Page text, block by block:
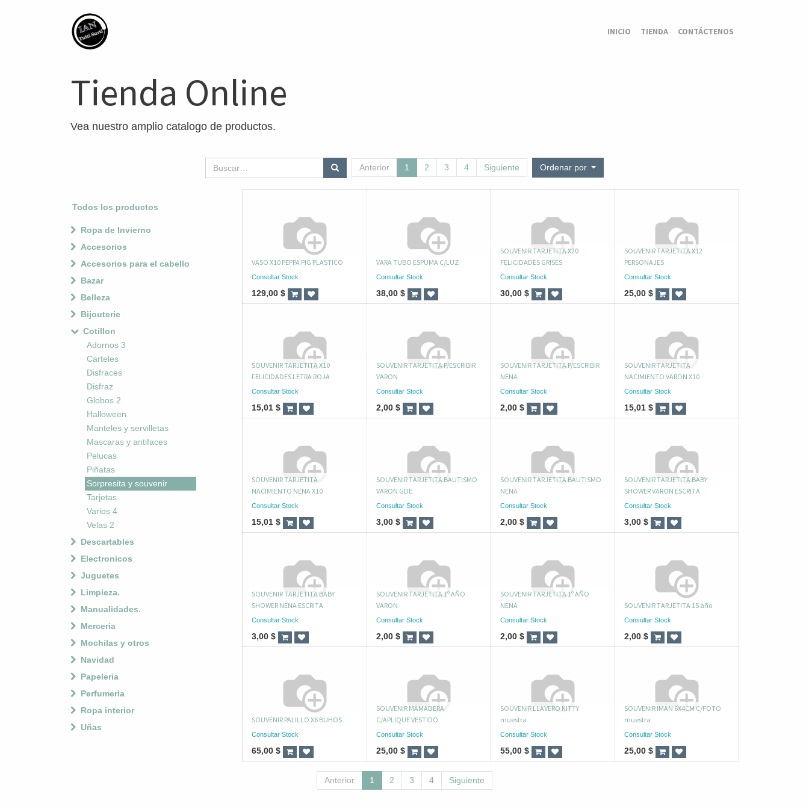
INICIO TIENDA CONTÁCTENOS
Tienda Online
Vea nuestro amplio catalogo de productos.
Anterior 1 2 3 4 Siguiente Ordenar por
Todos los productos
Ropa de Invierno
Accesorios
Accesorios para el cabello
Bazar
Belleza
Bijouterie
Cotillon
Adornos 3
Carteles
Disfraces
Disfraz
Globos 2
Halloween
Manteles y servilletas
Mascaras y antifaces
Pelucas
Piñatas
Sorpresita y souvenir
Tarjetas
Varios 4
Velas 2
Descartables
Electronicos
Juguetes
Limpieza.
Manualidades.
Merceria
Mochilas y otros
Navidad
Papeleria
Perfumeria
Ropa interior
Uñas
VASO X10 PEPPA PIG PLASTICO
Consultar Stock
129,00 $
VARA TUBO ESPUMA C/LUZ
Consultar Stock
38,00 $
SOUVENIR TARJETITA X20
FELICIDADES GRISES
Consultar Stock
30,00 $
SOUVENIR TARJETITA X12
PERSONAJES
Consultar Stock
25,00 $
SOUVENIR TARJETITA X10
FELICIDADES LETRA ROJA
Consultar Stock
15,01 $
SOUVENIR TARJETITA P/ESCRIBIR
VARON
Consultar Stock
2,00 $
SOUVENIR TARJETITA P/ESCRIBIR
NENA
Consultar Stock
2,00 $
SOUVENIR TARJETITA
NACIMIENTO VARON X10
Consultar Stock
15,01 $
SOUVENIR TARJETITA
NACIMIENTO NENA X10
Consultar Stock
15,01 $
SOUVENIR TARJETITA BAUTISMO
VARON GDE
Consultar Stock
3,00 $
SOUVENIR TARJETITA BAUTISMO
NENA
Consultar Stock
2,00 $
SOUVENIR TARJETITA BABY
SHOWER VARON ESCRITA
Consultar Stock
3,00 $
SOUVENIR TARJETITA BABY
SHOWER NENA ESCRITA
Consultar Stock
3,00 $
SOUVENIR TARJETITA 1º AÑO
VARON
Consultar Stock
2,00 $
SOUVENIR TARJETITA 1º AÑO
NENA
Consultar Stock
2,00 $
SOUVENIR TARJETITA 15 año
Consultar Stock
2,00 $
SOUVENIR PALILLO X6 BUHOS
Consultar Stock
65,00 $
SOUVENIR MAMADERA
C/APLIQUE VESTIDO
Consultar Stock
25,00 $
SOUVENIR LLAVERO KITTY
muestra
Consultar Stock
55,00 $
SOUVENIR IMAN 6X4CM C/FOTO
muestra
Consultar Stock
25,00 $
Anterior 1 2 3 4 Siguiente